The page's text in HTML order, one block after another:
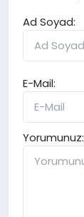
Ad Soyad:
E-Mail:
Yorumunuz: